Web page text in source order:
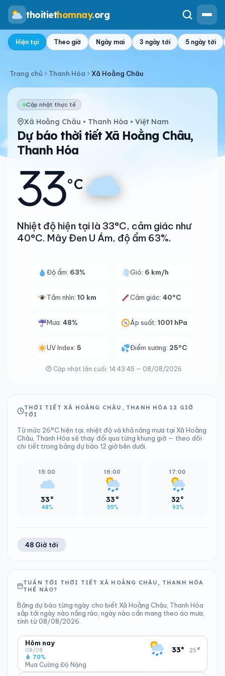
thoitiethomnay.org
Hiện tại Theo giờ Ngày mai 3 ngày tới 5 ngày tới
Trang chủ Thanh Hóa Xã Hoằng Châu
Cập nhật thực tế
Xã Hoằng Châu • Thanh Hóa • Việt Nam
Dự báo thời tiết Xã Hoằng Châu,
Thanh Hóa
33°C
Nhiệt độ hiện tại là 33°C, cảm giác như
40°C. Mây Đen U Ám, độ ẩm 63%.
Độ ẩm: 63% Gió: 6 km/h
Tầm nhìn: 10 km Cảm giác:40°C
Mưa: 48% Áp suất:1001 hPa
UV Index: 5 Điểm sương: 25°C
Cập nhật lần cuối: 14:43:45 — 08/08/2026
THỜI TIẾT XÃ HOẰNG CHÂU, THANH HÓA 12 GIỜ
TỚI
Từ mức 26°C hiện tại, nhiệt độ và khả năng mưa tại Xã Hoằng
Châu, Thanh Hóa sẽ thay đổi qua từng khung giờ — theo dõi
chi tiết trong bảng dự báo 12 giờ bên dưới.
15:00
33°
48%
16:00
33°
55%
17:00
32°
93%
48 Giờ tới
TUẦN TỚI THỜI TIẾT XÃ HOẰNG CHÂU, THANH HÓA
THẾ NÀO?
Bảng dự báo từng ngày cho biết Xã Hoằng Châu, Thanh Hóa
sắp tới ngày nào nắng ráo, ngày nào cần mang theo áo mưa,
tính từ 08/08/2026.
Hôm nay
08/08
Mưa Cường Độ Nặng
70%
33° 25°
▾